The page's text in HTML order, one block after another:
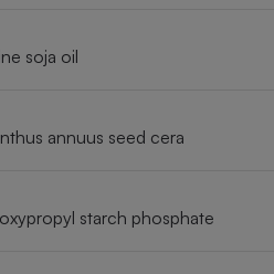
soja oil
annuus seed cera
starch phosphate